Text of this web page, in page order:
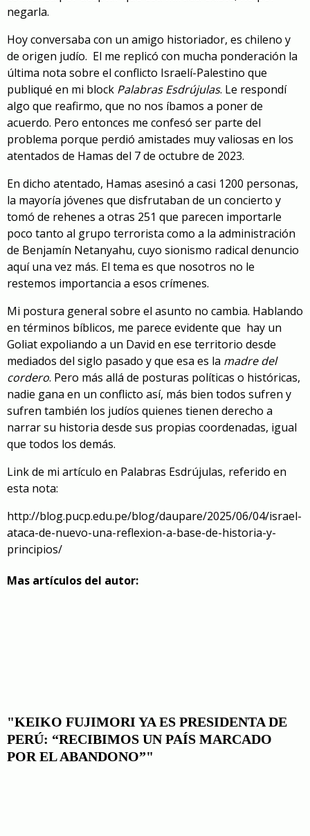
negarla.
Hoy conversaba con un amigo historiador, es chileno y
de origen judío. El me replicó con mucha ponderación la
última nota sobre el conflicto Israelí-Palestino que
publiqué en mi block Palabras Esdrújulas. Le respondí
algo que reafirmo, que no nos íbamos a poner de
acuerdo. Pero entonces me confesó ser parte del
problema porque perdió amistades muy valiosas en los
atentados de Hamas del 7 de octubre de 2023.
En dicho atentado, Hamas asesinó a casi 1200 personas,
la mayoría jóvenes que disfrutaban de un concierto y
tomó de rehenes a otras 251 que parecen importarle
poco tanto al grupo terrorista como a la administración
de Benjamín Netanyahu, cuyo sionismo radical denuncio
aquí una vez más. El tema es que nosotros no le
restemos importancia a esos crímenes.
Mi postura general sobre el asunto no cambia. Hablando
en términos bíblicos, me parece evidente que hay un
Goliat expoliando a un David en ese territorio desde
mediados del siglo pasado y que esa es la madre del
cordero. Pero más allá de posturas políticas o históricas,
nadie gana en un conflicto así, más bien todos sufren y
sufren también los judíos quienes tienen derecho a
narrar su historia desde sus propias coordenadas, igual
que todos los demás.
Link de mi artículo en Palabras Esdrújulas, referido en
esta nota:
http://blog.pucp.edu.pe/blog/daupare/2025/06/04/israel-
ataca-de-nuevo-una-reflexion-a-base-de-historia-y-
principios/
Mas artículos del autor:
"KEIKO FUJIMORI YA ES PRESIDENTA DE
PERÚ: “RECIBIMOS UN PAÍS MARCADO
POR EL ABANDONO”"